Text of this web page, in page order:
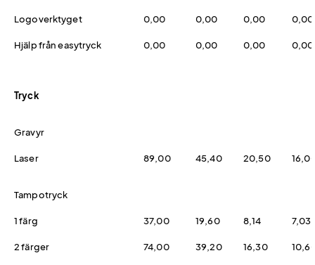
Logoverktyget 0,00 0,00 0,00 0,00
Hjälp från easytryck 0,00 0,00 0,00 0,00
Tryck
Gravyr
Laser 89,00 45,40 20,50
Tampotryck
1 färg 37,00 19,60 8,14 7,03
2 färger 74,00 39,20 16,30